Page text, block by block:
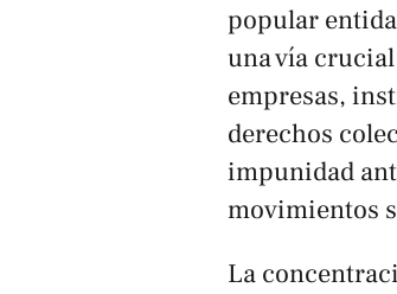
popular
una vía
empresas,
derechos
impunidad
movimientos
La